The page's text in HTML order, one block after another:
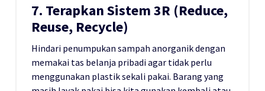
7. Terapkan Sistem 3R (Reduce,
Reuse, Recycle)
Hindari penumpukan sampah anorganik dengan
memakai tas belanja pribadi agar tidak perlu
menggunakan plastik sekali pakai. Barang yang